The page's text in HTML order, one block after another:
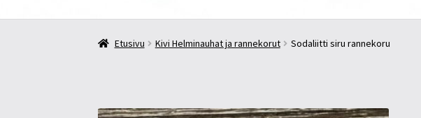
Etusivu Kassa Maksutavat ja Tärkeää tietää Myymälät Oma tili
Etusivu Kivi Helminauhat ja rannekorut Sodaliitti siru rannekoru